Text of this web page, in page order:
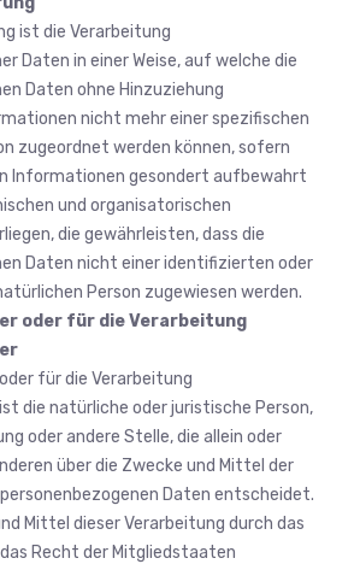
ist die Verarbeitung
Daten in einer Weise, auf welche die
Daten ohne Hinzuziehung
nicht mehr einer spezifischen
zugeordnet werden können, sofern
Informationen gesondert aufbewahrt
und organisatorischen
die gewährleisten, dass die
Daten nicht einer identifizierten oder
Person zugewiesen werden.
oder für die Verarbeitung
für die Verarbeitung
die natürliche oder juristische Person,
oder andere Stelle, die allein oder
über die Zwecke und Mittel der
Daten entscheidet.
Mittel dieser Verarbeitung durch das
Recht der Mitgliedstaaten